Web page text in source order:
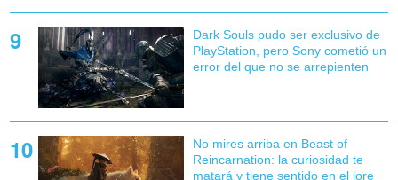
Dark Souls pudo ser exclusivo de
PlayStation, pero Sony cometió un
error del que no se arrepienten
No mires arriba en Beast of
Reincarnation: la curiosidad te
matará y tiene sentido en el lore